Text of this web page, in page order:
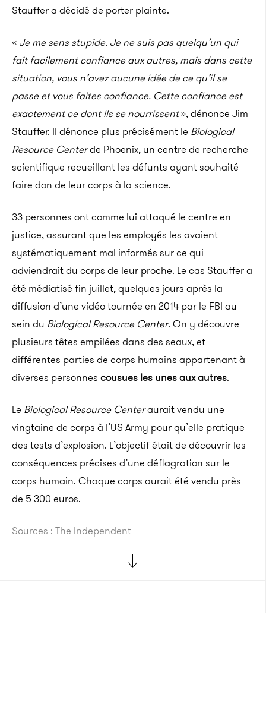
Stauffer a décidé de porter plainte.
« Je me sens stupide. Je ne suis pas quelqu’un qui
fait facilement confiance aux autres, mais dans cette
situation, vous n’avez aucune idée de ce qu’il se
passe et vous faites confiance. Cette confiance est
exactement ce dont ils se nourrissent», dénonce Jim
Stauffer. Il dénonce plus précisément le Biological
Resource Centerde Phoenix, un centre de recherche
scientifique recueillant les défunts ayant souhaité
faire don de leur corps à la science.
33 personnes ont comme lui attaqué le centre en
justice, assurant que les employés les avaient
systématiquement mal informés sur ce qui
adviendrait du corps de leur proche. Le cas Stauffer a
été médiatisé fin juillet, quelques jours après la
diffusion d’une vidéo tournée en 2014 par le FBI au
sein du Biological Resource Center. On y découvre
plusieurs têtes empilées dans des seaux, et
différentes parties de corps humains appartenant à
diverses personnes cousues les unes aux autres.
Le Biological Resource Centeraurait vendu une
vingtaine de corps à l’US Army pour qu’elle pratique
des tests d’explosion. L’objectif était de découvrir les
conséquences précises d’une déflagration sur le
corps humain. Chaque corps aurait été vendu près
de 5 300 euros.
Sources : The Independent